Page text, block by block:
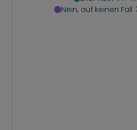
Nein, auf keinen Fall